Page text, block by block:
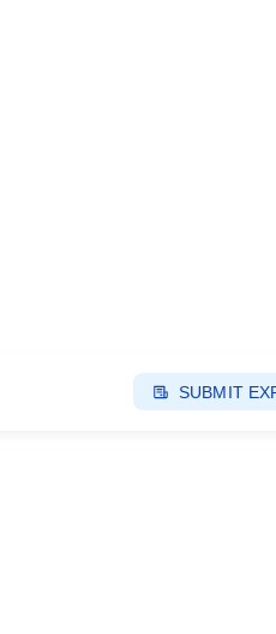
SUBMIT